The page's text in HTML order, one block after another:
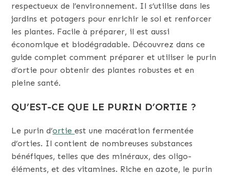
respectueux de l’environnement. Il s’utilise dans les
jardins et potagers pour enrichir le sol et renforcer
les plantes. Facile à préparer, il est aussi
économique et biodégradable. Découvrez dans ce
guide complet comment préparer et utiliser le purin
d’ortie pour obtenir des plantes robustes et en
pleine santé.
QU’EST-CE QUE LE PURIN D’ORTIE ?
Le purin d’ortieest une macération fermentée
d’orties. Il contient de nombreuses substances
bénéfiques, telles que des minéraux, des oligo-
éléments, et des vitamines. Riche en azote, le purin